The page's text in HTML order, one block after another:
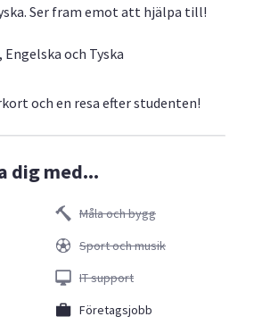
Ser fram emot att hjälpa till!
Engelska och Tyska
och en resa efter studenten!
dig med...
Måla och bygg
Sport och musik
IT support
Företagsjobb